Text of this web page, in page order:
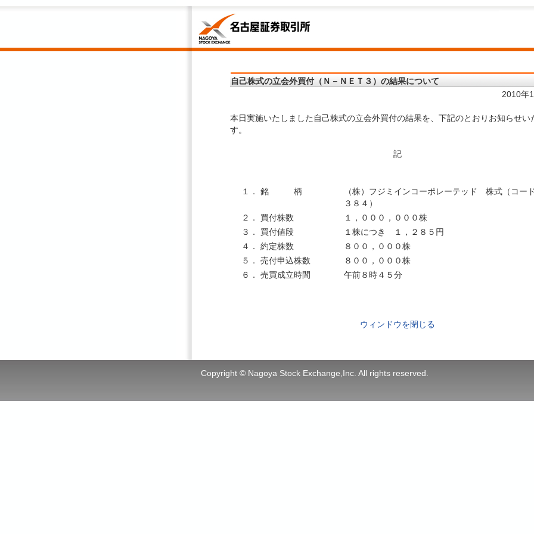
自己株式の立会外買付（Ｎ－ＮＥＴ３）の結果について
2010年
本日実施いたしました自己株式の立会外買付の結果を、下記のとおりお知らせい
す。
記
１． 銘 柄
（株）フジミインコーポレーテッド 株式（コ
３８４）
２．
買付株数
１，０００，０００株
３．
買付値段
１株につき １，２８５円
４．
約定株数
８００，０００株
５．
売付申込株数
８００，０００株
６．
売買成立時間 午前８時４５分
ウィンドウを閉じる
Copyright © Nagoya Stock Exchange,Inc. All rights reserved.